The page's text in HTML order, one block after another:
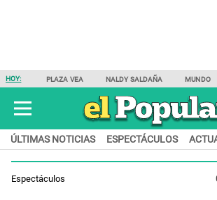
HOY: PLAZA VEA NALDY SALDAÑA MUNDO
ÚLTIMAS NOTICIAS ESPECTÁCULOS
Espectáculos